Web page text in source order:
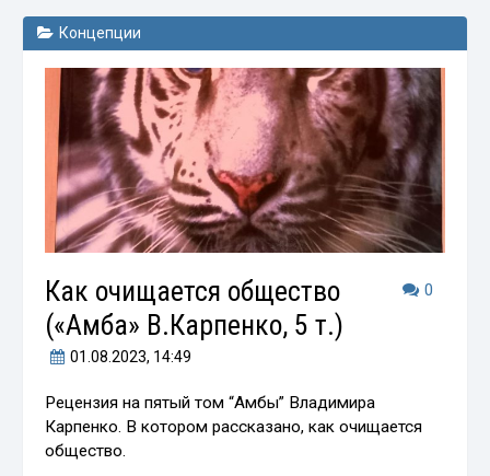
Концепции
0
Как очищается общество
(«Амба» В.Карпенко, 5 т.)
01.08.2023, 14:49
Рецензия на пятый том “Амбы” Владимира
Карпенко. В котором рассказано, как очищается
общество.